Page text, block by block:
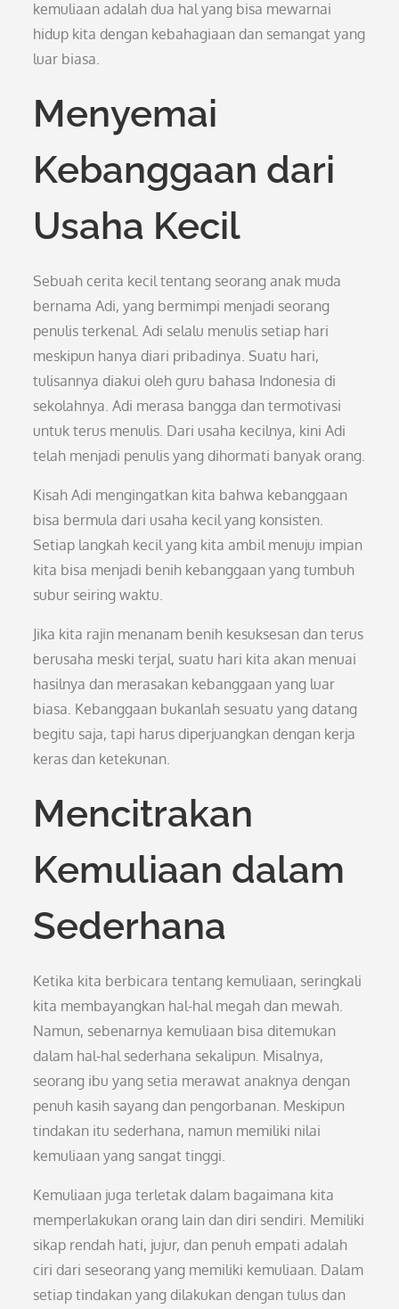
kemuliaan adalah dua hal yang bisa mewarnai
hidup kita dengan kebahagiaan dan semangat yang
luar biasa.
Menyemai
Kebanggaan dari
Usaha Kecil
Sebuah cerita kecil tentang seorang anak muda
bernama Adi, yang bermimpi menjadi seorang
penulis terkenal. Adi selalu menulis setiap hari
meskipun hanya diari pribadinya. Suatu hari,
tulisannya diakui oleh guru bahasa Indonesia di
sekolahnya. Adi merasa bangga dan termotivasi
untuk terus menulis. Dari usaha kecilnya, kini Adi
telah menjadi penulis yang dihormati banyak orang.
Kisah Adi mengingatkan kita bahwa kebanggaan
bisa bermula dari usaha kecil yang konsisten.
Setiap langkah kecil yang kita ambil menuju impian
kita bisa menjadi benih kebanggaan yang tumbuh
subur seiring waktu.
Jika kita rajin menanam benih kesuksesan dan terus
berusaha meski terjal, suatu hari kita akan menuai
hasilnya dan merasakan kebanggaan yang luar
biasa. Kebanggaan bukanlah sesuatu yang datang
begitu saja, tapi harus diperjuangkan dengan kerja
keras dan ketekunan.
Mencitrakan
Kemuliaan dalam
Sederhana
Ketika kita berbicara tentang kemuliaan, seringkali
kita membayangkan hal-hal megah dan mewah.
Namun, sebenarnya kemuliaan bisa ditemukan
dalam hal-hal sederhana sekalipun. Misalnya,
seorang ibu yang setia merawat anaknya dengan
penuh kasih sayang dan pengorbanan. Meskipun
tindakan itu sederhana, namun memiliki nilai
kemuliaan yang sangat tinggi.
Kemuliaan juga terletak dalam bagaimana kita
memperlakukan orang lain dan diri sendiri. Memiliki
sikap rendah hati, jujur, dan penuh empati adalah
ciri dari seseorang yang memiliki kemuliaan. Dalam
setiap tindakan yang dilakukan dengan tulus dan